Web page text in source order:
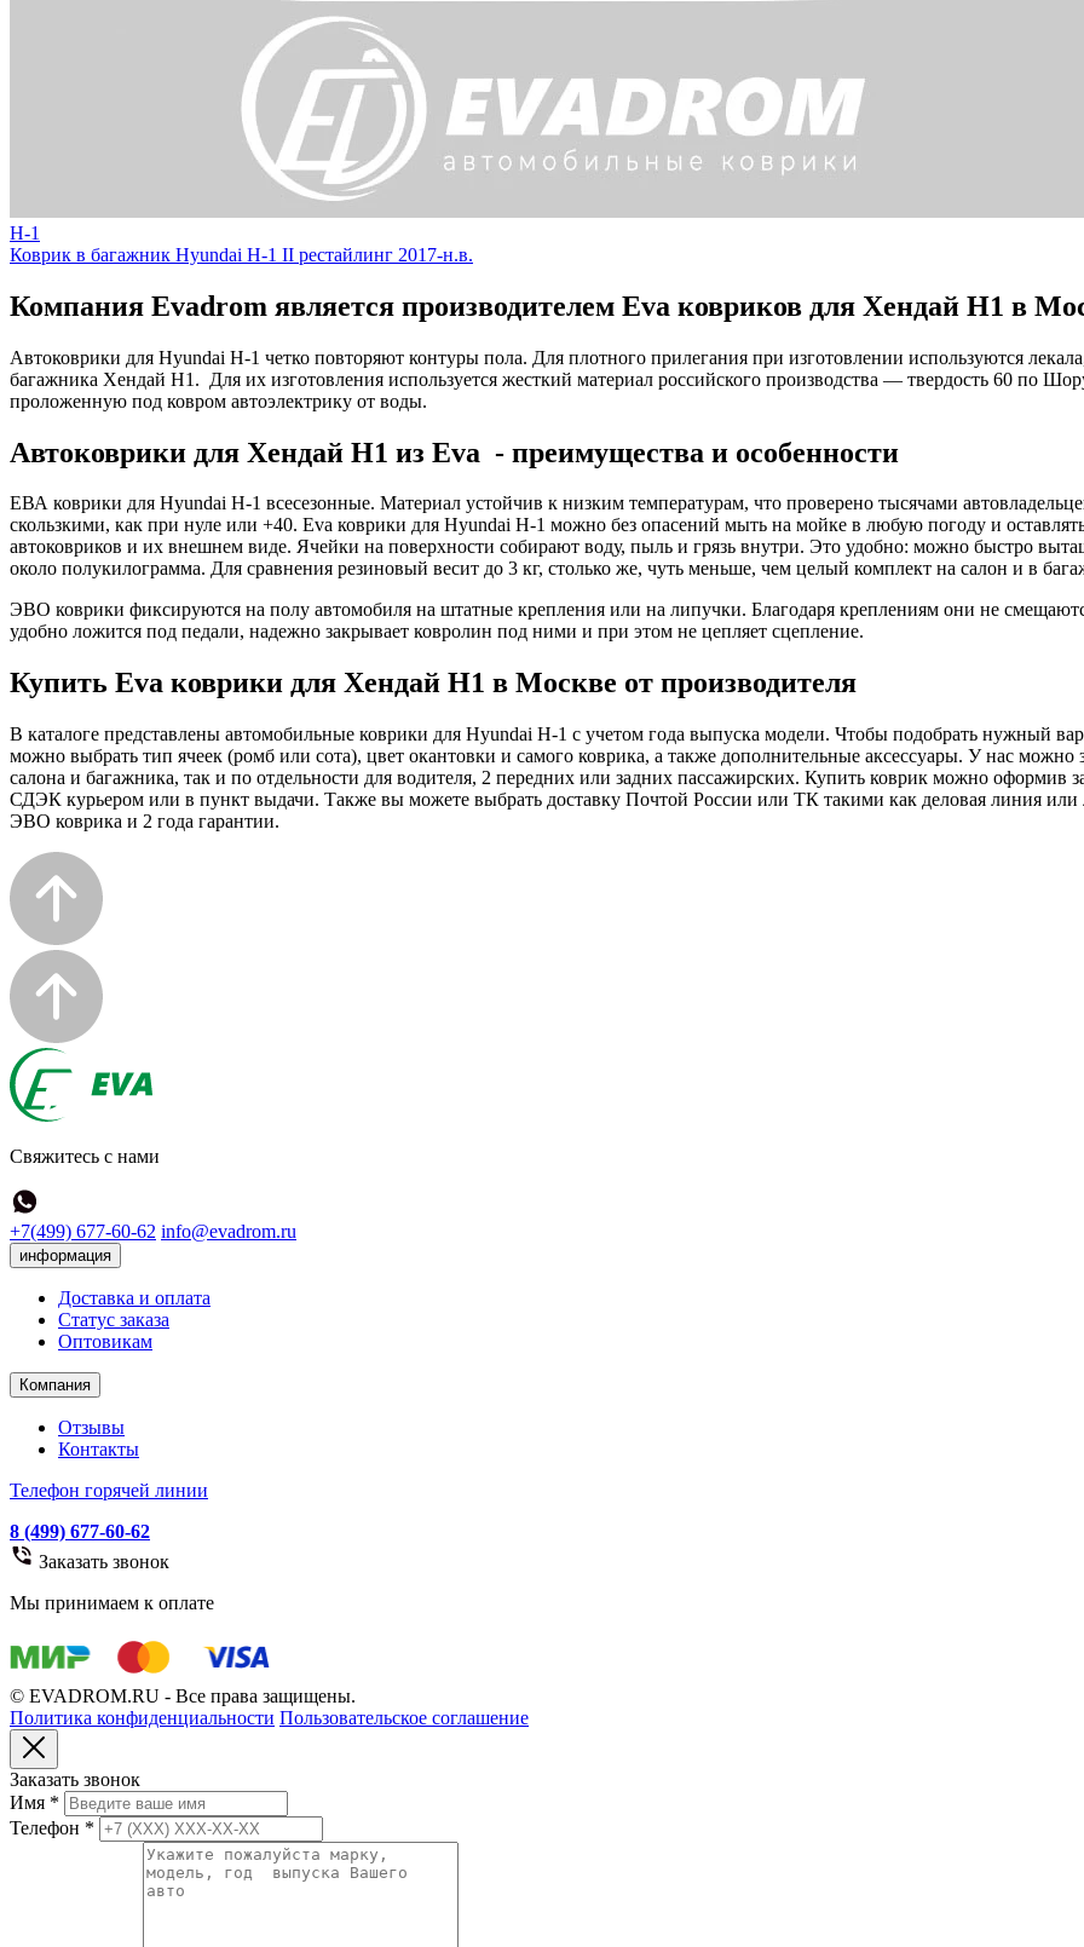
H-1
Коврик в багажник Hyundai H-1 II рестайлинг 2017-н.в.
Компания Evadrom является производителем Eva ковриков для Хендай Н1 в
Автоковрики для Hyundai H-1 четко повторяют контуры пола. Для плотного прилегания при изготовлении используются
багажника Хендай Н1. Для их изготовления используется жесткий материал российского производства — твердость 60 по
проложенную под ковром автоэлектрику от воды.
Автоковрики для Хендай Н1 из Eva - преимущества и особенности
ЕВА коврики для Hyundai H-1 всесезонные. Материал устойчив к низким температурам, что проверено тысячами
скользкими, как при нуле или +40. Eva коврики для Hyundai H-1 можно без опасений мыть на мойке в любую погоду и
автоковриков и их внешнем виде. Ячейки на поверхности собирают воду, пыль и грязь внутри. Это удобно: можно быстро
около полукилограмма. Для сравнения резиновый весит до 3 кг, столько же, чуть меньше, чем целый комплект на салон и в
ЭВО коврики фиксируются на полу автомобиля на штатные крепления или на липучки. Благодаря креплениям они не
удобно ложится под педали, надежно закрывает ковролин под ними и при этом не цепляет сцепление.
Купить Eva коврики для Хендай Н1 в Москве от производителя
В каталоге представлены автомобильные коврики для Hyundai H-1 с учетом года выпуска модели. Чтобы подобрать нужный
можно выбрать тип ячеек (ромб или сота), цвет окантовки и самого коврика, а также дополнительные аксессуары. У нас можно
салона и багажника, так и по отдельности для водителя, 2 передних или задних пассажирских. Купить коврик можно оформив
СДЭК курьером или в пункт выдачи. Также вы можете выбрать доставку Почтой России или ТК такими как деловая линия или
ЭВО коврика и 2 года гарантии.
Свяжитесь с нами
+7(499) 677-60-62 info@evadrom.ru
информация
Доставка и оплата
Статус заказа
Оптовикам
Компания
Отзывы
Контакты
Телефон горячей линии
8 (499) 677-60-62
Заказать звонок
Мы принимаем к оплате
© EVADROM.RU - Все права защищены.
Политика конфиденциальности Пользовательское соглашение
Заказать звонок
Имя *
Телефон *